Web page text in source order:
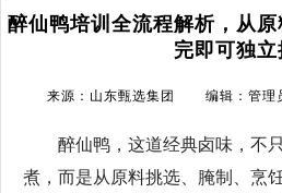
醉仙鸭培训全流程解析，从
完即可独立
来源：山东甄选集团 编辑：管
醉仙鸭，这道经典卤味，不只
煮，而是从原料挑选、腌制、烹